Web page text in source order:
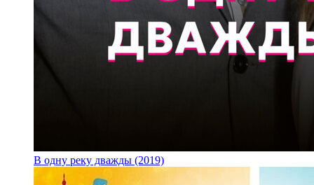
В одну реку дважды (2019)